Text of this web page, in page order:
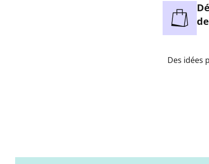
Des idées